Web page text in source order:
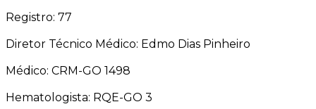
Registro: 77
Diretor Técnico Médico: Edmo Dias Pinheiro
Médico: CRM-GO 1498
Hematologista: RQE-GO 3